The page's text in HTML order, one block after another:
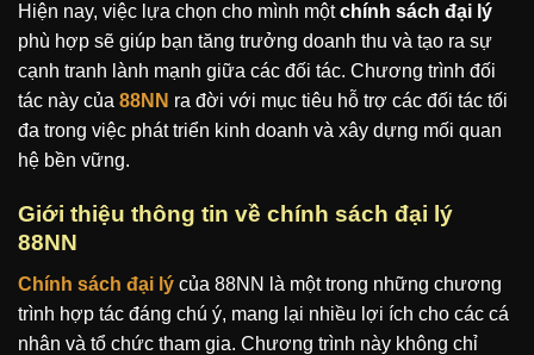
Hiện nay, việc lựa chọn cho mình mộtchính sách đại lý
phù hợp sẽ giúp bạn tăng trưởng doanh thu và tạo ra sự
cạnh tranh lành mạnh giữa các đối tác. Chương trình đối
tác này của 88NN ra đời với mục tiêu hỗ trợ các đối tác tối
đa trong việc phát triển kinh doanh và xây dựng mối quan
hệ bền vững.
Giới thiệu thông tin về chính sách đại lý
88NN
Chính sách đại lý của 88NN là một trong những chương
trình hợp tác đáng chú ý, mang lại nhiều lợi ích cho các cá
nhân và tổ chức tham gia. Chương trình này không chỉ